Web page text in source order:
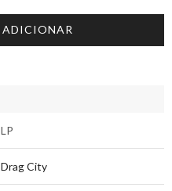
ADICIONAR
LP
Drag City